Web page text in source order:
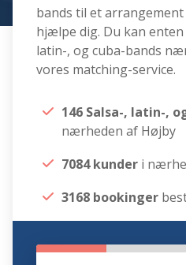
bands til et arrangement
hjælpe dig. Du kan
latin-, og cuba-bands
vores matching-service.
146 Salsa-, latin-,
nærheden af Højby
7084 kunder i
3168 bookinger